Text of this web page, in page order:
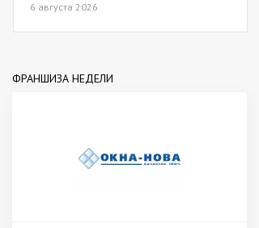
6 августа 2026
ФРАНШИЗА НЕДЕЛИ